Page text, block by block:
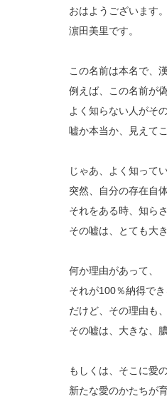
おはようございます。
濵田美里です。
この名前は本名で、
例えば、この名前が
よく知らない人がそ
嘘か本当か、見えてこ
じゃあ、よく知って
突然、自分の存在自
それをある時、知ら
その嘘は、とても大
何か理由があって、
それが100％納得で
だけど、その理由も
その嘘は、大きな、
もしくは、そこに愛
新たな愛のかたちが